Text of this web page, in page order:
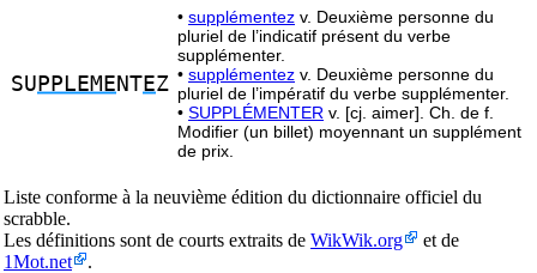
SU PPLEME NTEZ
• supplémentez v. Deuxième personne du
pluriel de l’indicatif présent du verbe
supplémenter.
• supplémentez v. Deuxième personne du
pluriel de l’impératif du verbe supplémenter.
• SUPPLÉMENTER v. [cj. aimer]. Ch. de f.
Modifier (un billet) moyennant un supplément
de prix.
Liste conforme à la neuvième édition du dictionnaire officiel du
scrabble.
Les définitions sont de courts extraits de WikWik.org
et de
1Mot.net
.